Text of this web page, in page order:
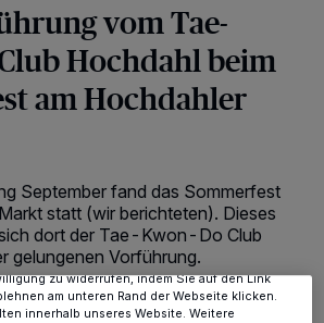
vom Tae-
Hochdahl beim
am Hochdahler
September fand das Sommerfest
statt (wir berichteten). Dieses
dort der Tae-Kwon-Do Club
gelungenen Vorführung.
für die unter „Wir und unsere Partner
Ihnen Dienste bereitzustellen“ aufgeführten
deaktiviert sind, sind manche Inhalte und
nicht mehr so relevant für Sie. Sie können
aufrufen, um Ihre Einstellungen zu
zu widerrufen, indem Sie auf den Link
am unteren Rand der Webseite klicken.
innerhalb unseres Website. Weitere